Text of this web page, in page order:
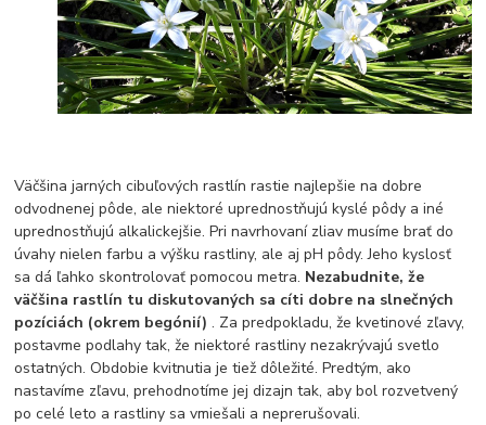
Väčšina jarných cibuľových rastlín rastie najlepšie na dobre
odvodnenej pôde, ale niektoré uprednostňujú kyslé pôdy a iné
uprednostňujú alkalickejšie. Pri navrhovaní zliav musíme brať do
úvahy nielen farbu a výšku rastliny, ale aj pH pôdy. Jeho kyslosť
sa dá ľahko skontrolovať pomocou metra. Nezabudnite, že
väčšina rastlín tu diskutovaných sa cíti dobre na slnečných
pozíciách (okrem begónií). Za predpokladu, že kvetinové zľavy,
postavme podlahy tak, že niektoré rastliny nezakrývajú svetlo
ostatných. Obdobie kvitnutia je tiež dôležité. Predtým, ako
nastavíme zľavu, prehodnotíme jej dizajn tak, aby bol rozvetvený
po celé leto a rastliny sa vmiešali a neprerušovali.